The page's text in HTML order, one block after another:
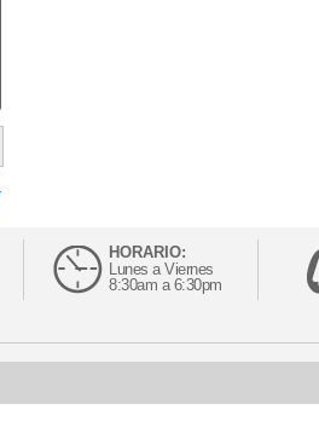
HORARIO:
Lunes a Viernes
8:30am a 6:30pm